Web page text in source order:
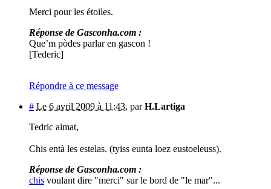
Merci pour les étoiles.
Réponse de Gasconha.com :
Que’m pòdes parlar en gascon !
[Tederic]
Répondre à ce message
# Le 6 avril 2009 à 11:43, parH.Lartiga
Tedric aimat,
Chis entà les estelas. (tyiss eunta loez eustoeleuss).
Réponse de Gasconha.com :
chis voulant dire "merci" sur le bord de "le mar"...